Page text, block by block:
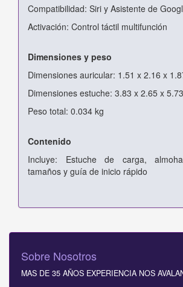
Compatibilidad: Siri y Asistente de
Activación: Control táctil multifunción
Dimensiones y peso
Dimensiones auricular: 1.51 x 2.16 x
Dimensiones estuche: 3.83 x 2.65 x
Peso total: 0.034 kg
Contenido
Incluye: Estuche de carga,
tamaños y guía de inicio rápido
Sobre Nosotros
MAS DE 35 AÑOS EXPERIENCIA NOS